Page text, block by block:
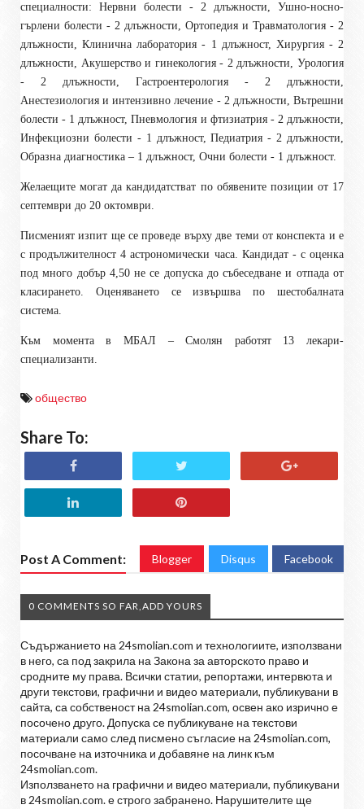
специалности: Нервни болести - 2 длъжности, Ушно-носно-
гърлени болести - 2 длъжности, Ортопедия и Травматология - 2
длъжности, Клинична лаборатория - 1 длъжност, Хирургия - 2
длъжности, Акушерство и гинекология - 2 длъжности, Урология
- 2 длъжности, Гастроентерология - 2 длъжности,
Анестезиология и интензивно лечение - 2 длъжности, Вътрешни
болести - 1 длъжност, Пневмология и фтизиатрия - 2 длъжности,
Инфекциозни болести - 1 длъжност, Педиатрия - 2 длъжности,
Образна диагностика – 1 длъжност, Очни болести - 1 длъжност.
Желаещите могат да кандидатстват по обявените позиции от 17
септември до 20 октомври.
Писменият изпит ще се проведе върху две теми от конспекта и е
с продължителност 4 астрономически часа. Кандидат - с оценка
под много добър 4,50 не се допуска до събеседване и отпада от
класирането. Оценяването се извършва по шестобалната
система.
Към момента в МБАЛ – Смолян работят 13 лекари-
специализанти.
общество
Share To:
Post A Comment: Blogger Disqus Facebook
0 COMMENTS SO FAR,ADD YOURS
Съдържанието на 24smolian.com и технологиите, използвани
в него, са под закрила на Закона за авторското право и
сродните му права. Всички статии, репортажи, интервюта и
други текстови, графични и видео материали, публикувани в
сайта, са собственост на 24smolian.com, освен ако изрично е
посочено друго. Допуска се публикуване на текстови
материали само след писмено съгласие на 24smolian.com,
посочване на източника и добавяне на линк към
24smolian.com.
Използването на графични и видео материали, публикувани
в 24smolian.com. е строго забранено. Нарушителите ще